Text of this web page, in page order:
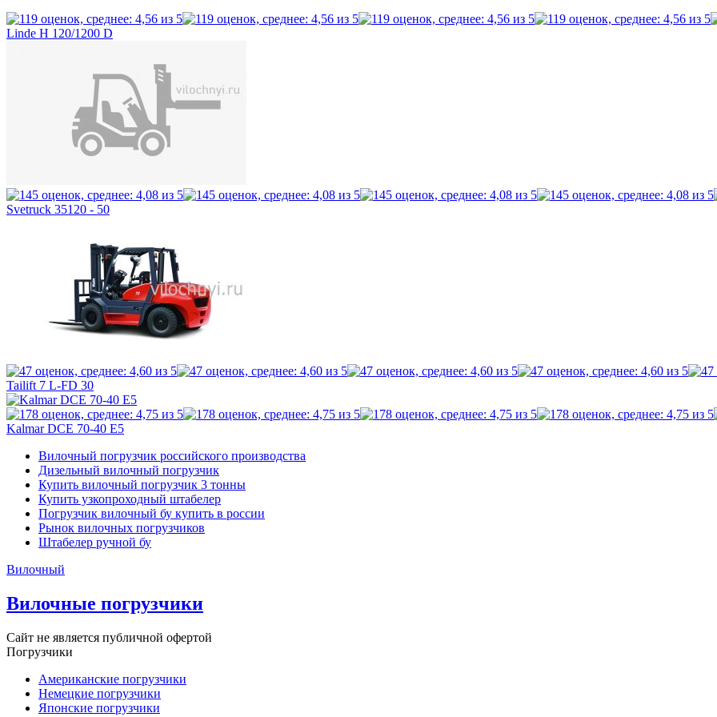
Linde H 120/1200 D
Svetruck 35120 - 50
Tailift 7 L-FD 30
Kalmar DCE 70-40 E5
Вилочный погрузчик российского производства
Дизельный вилочный погрузчик
Купить вилочный погрузчик 3 тонны
Купить узкопроходный штабелер
Погрузчик вилочный бу купить в россии
Рынок вилочных погрузчиков
Штабелер ручной бу
Вилочный
Вилочные погрузчики
Сайт не является публичной офертой
Погрузчики
Американские погрузчики
Немецкие погрузчики
Японские погрузчики